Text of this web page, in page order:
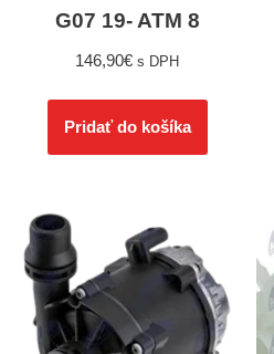
G07 19- ATM 8
146,90€ s DPH
Pridať do košíka